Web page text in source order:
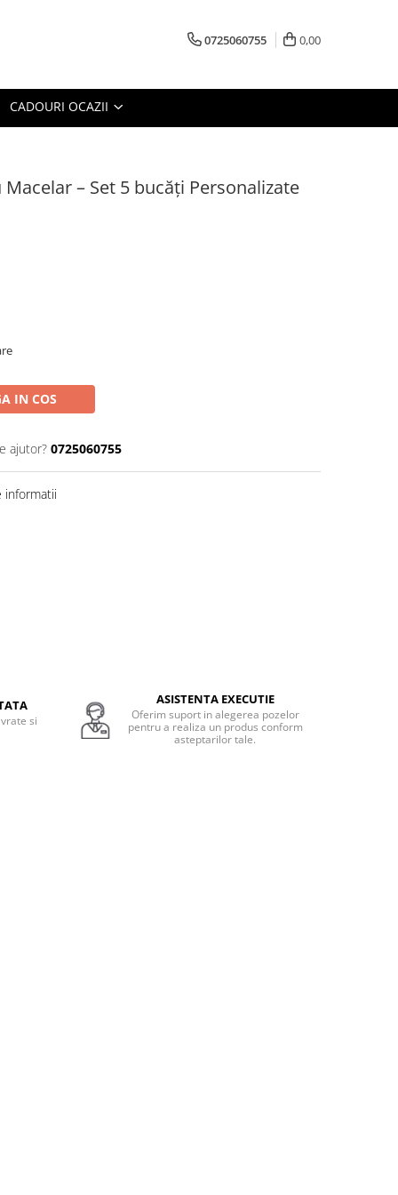
0725060755 0,00
CADOURI OCAZII
– Set 5 bucăți Personalizate
IN COS
ajutor? 0725060755
informatii
si
ASISTENTA EXECUTIE
Oferim suport in alegerea pozelor
pentru a realiza un produs conform
asteptarilor tale.